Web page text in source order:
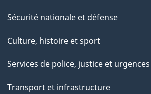
Sécurité nationale et défense
Culture, histoire et sport
Services de police, justice et urgences
Transport et infrastructure